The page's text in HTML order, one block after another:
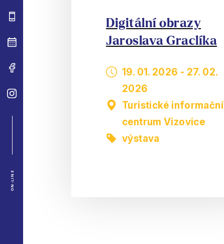
ON-LINE
Digitální obrazy
Jaroslava Graclíka
19. 01. 2026 - 27. 02.
2026
Turistické informační
centrum Vizovice
výstava